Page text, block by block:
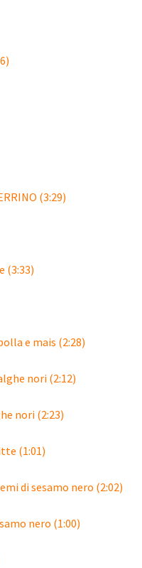
(3:29)
(3:33)
e mais (2:28)
nori (2:12)
nori (2:23)
(1:01)
di sesamo nero (2:02)
nero (1:00)